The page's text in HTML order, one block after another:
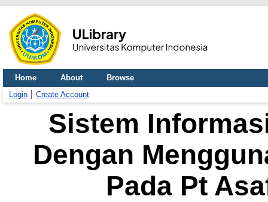
Home About
Browse
Login
Create Account
Sistem
Dengan
Pada Pt